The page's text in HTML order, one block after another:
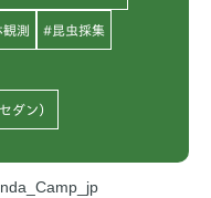
測 #昆虫採集
ダン）